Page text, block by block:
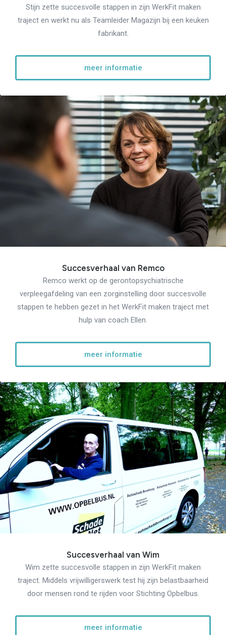
Stijn zette succesvolle stappen in zijn WerkFit maken
traject en werkt nu als Teamleider Magazijn bij een keuken
fabrikant.
meer informatie
Succesverhaal van Remco
Remco werkt op de gerontopsychiatrische
verpleegafdeling van een zorginstelling door succesvolle
stappen te hebben gezet in het WerkFit maken traject met
hulp van coach Ellen.
meer informatie
Succesverhaal van Wim
Wim zette succesvolle stappen in zijn WerkFit maken
traject. Middels vrijwilligerswerk test hij zijn belastbaarheid
door mensen rond te rijden voor Stichting Opbelbus.
meer informatie